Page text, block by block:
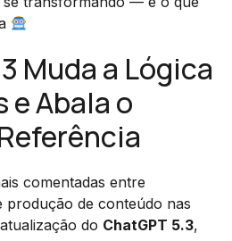
Muda a Lógica
e Abala o
comentadas entre
produção de conteúdo nas
do ChatGPT 5.3,